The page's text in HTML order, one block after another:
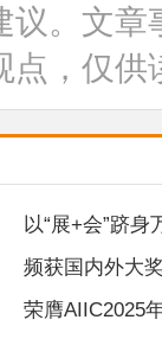
议。文
点，仅供
以“展+会”跻
频获国内外大
荣膺AIIC2025